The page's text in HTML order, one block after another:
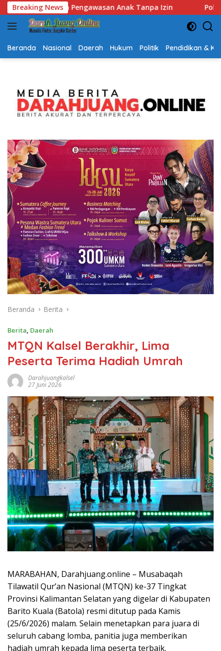
Langsung
ke
konten
Breaking News
Polsek Lubuk Baja Amankan Dua Tersangka Beserta
Beranda Nasional Daerah Hukum Politik Pendidikan &
Beranda Berita
Berita, Daerah
MTQN Kalsel Berakhir, Lima
Peserta Terima Hadiah Umrah
Darahjuangkalsel
27 Juni 2026
MARABAHAN, Darahjuang.online – Musabaqah
Tilawatil Qur’an Nasional (MTQN) ke-37 Tingkat
Provinsi Kalimantan Selatan yang digelar di Kabupaten
Barito Kuala (Batola) resmi ditutup pada Kamis
(25/6/2026) malam. Selain menetapkan para juara di
seluruh cabang lomba, panitia juga memberikan
hadiah umrah kepada lima peserta terbaik.